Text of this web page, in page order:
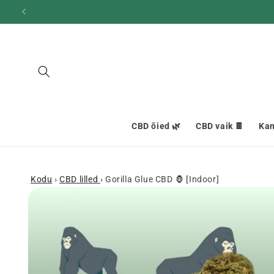
edasi
sisu
CBD õied 🌿 CBD vaik 🍫
Kodu › CBD lilled › Gorilla Glue CBD 🦍 [Indoor]
Mine